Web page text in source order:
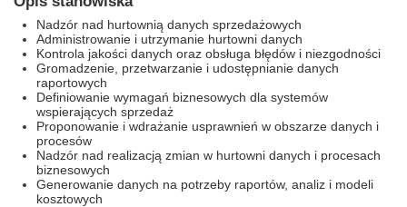
Nadzór nad hurtownią danych sprzedażowych
Administrowanie i utrzymanie hurtowni danych
Kontrola jakości danych oraz obsługa błędów i niezgodności
Gromadzenie, przetwarzanie i udostępnianie danych
raportowych
Definiowanie wymagań biznesowych dla systemów
wspierających sprzedaż
Proponowanie i wdrażanie usprawnień w obszarze danych i
procesów
Nadzór nad realizacją zmian w hurtowni danych i procesach
biznesowych
Generowanie danych na potrzeby raportów, analiz i modeli
kosztowych